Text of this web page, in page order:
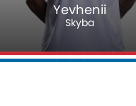
Yevhenii
Skyba